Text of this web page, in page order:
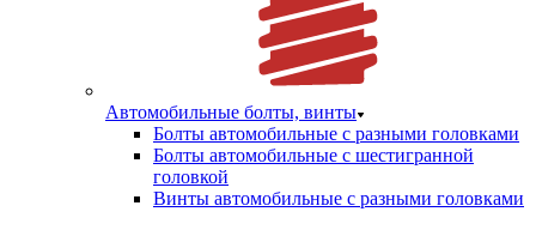
Автомобильные болты, винты
Болты автомобильные с разными головками
Болты автомобильные с шестигранной
головкой
Винты автомобильные с разными головками